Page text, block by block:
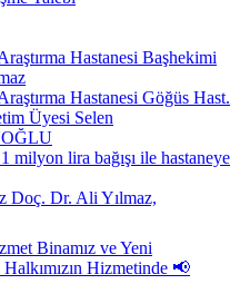
Hastanesi Başhekimi
Hastanesi Göğüs Hast.
Üyesi Selen
milyon lira bağışı ile hastaneye
Doç. Dr. Ali Yılmaz,
Binamız ve Yeni
Hizmetinde 📢